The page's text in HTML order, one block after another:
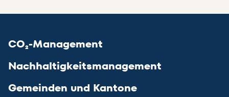
CO₂-Management
Nachhaltigkeitsmanagement
Gemeinden und Kantone